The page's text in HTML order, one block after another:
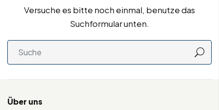
Versuche es bitte noch einmal, benutze das
Suchformular unten.
Über uns